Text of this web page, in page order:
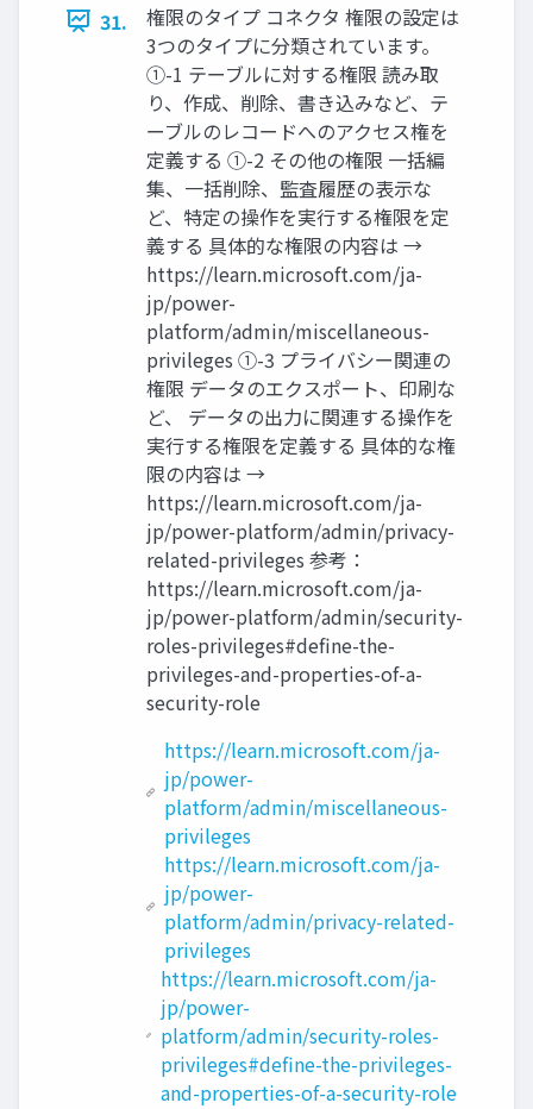
31.
権限のタイプ コネクタ 権限の設定は
3つのタイプに分類されています。
①-1 テーブルに対する権限 読み取
り、作成、削除、書き込みなど、テ
ーブルのレコードへのアクセス権を
定義する ①-2 その他の権限 一括編
集、一括削除、監査履歴の表示な
ど、特定の操作を実行する権限を定
義する 具体的な権限の内容は →
https://learn.microsoft.com/ja-
jp/power-
platform/admin/miscellaneous-
privileges ①-3 プライバシー関連の
権限 データのエクスポート、印刷な
ど、 データの出力に関連する操作を
実行する権限を定義する 具体的な権
限の内容は →
https://learn.microsoft.com/ja-
jp/power-platform/admin/privacy-
related-privileges 参考：
https://learn.microsoft.com/ja-
jp/power-platform/admin/security-
roles-privileges#define-the-
privileges-and-properties-of-a-
security-role
https://learn.microsoft.com/ja-
jp/power-
platform/admin/miscellaneous-
privileges
https://learn.microsoft.com/ja-
jp/power-
platform/admin/privacy-related-
privileges
https://learn.microsoft.com/ja-
jp/power-
platform/admin/security-roles-
privileges#define-the-privileges-
and-properties-of-a-security-role